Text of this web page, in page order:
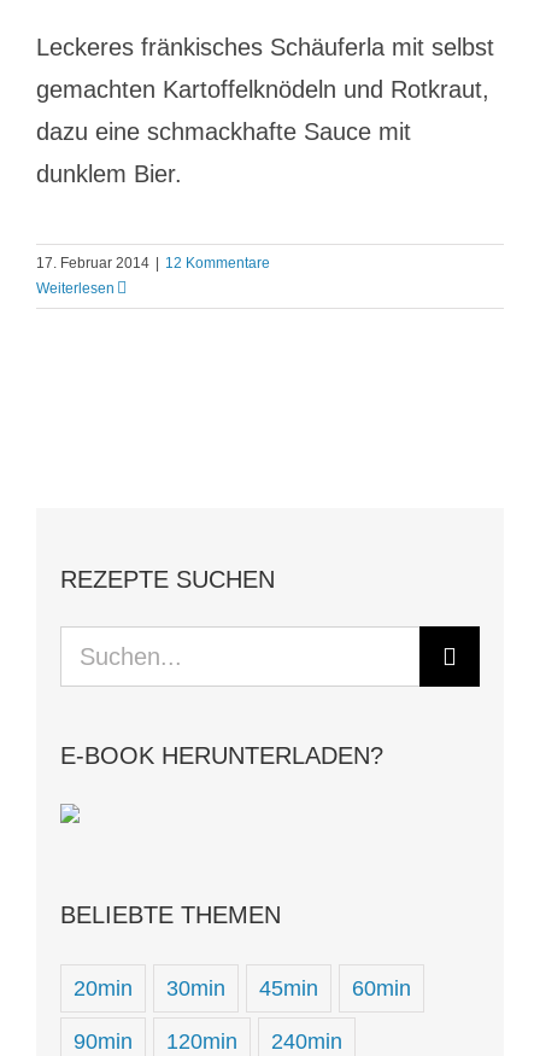
Leckeres fränkisches Schäuferla mit selbst
gemachten Kartoffelknödeln und Rotkraut,
dazu eine schmackhafte Sauce mit
dunklem Bier.
17. Februar 2014
12 Kommentare
Weiterlesen
REZEPTE SUCHEN
Suche
nach:
E-BOOK HERUNTERLADEN?
BELIEBTE THEMEN
20min 30min 45min 60min
90min 120min 240min